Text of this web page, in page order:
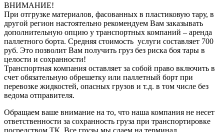
ВНИМАНИЕ!
При отгрузке материалов, фасованных в пластиковую тару, в
другой регион настоятельно рекомендуем Вам заказывать
дополнительную опцию у транспортных компаний – аренда
паллетного борта. Средняя стоимость услуги составляет 700
руб. Это позволит Вам получить груз без риска боя тары в
целости и сохранности!
Транспортная компания оставляет за собой право включить в
счет обязательную обрешетку или паллетный борт при
перевозке жидкостей, опасных грузов и т.д. в том числе без
ведома отправителя.
Обращаем ваше внимание на то, что наша компания не несет
ответственности за сохранность груза при транспортировке
посредством ТК. Все грузы мы сдаем на терминал